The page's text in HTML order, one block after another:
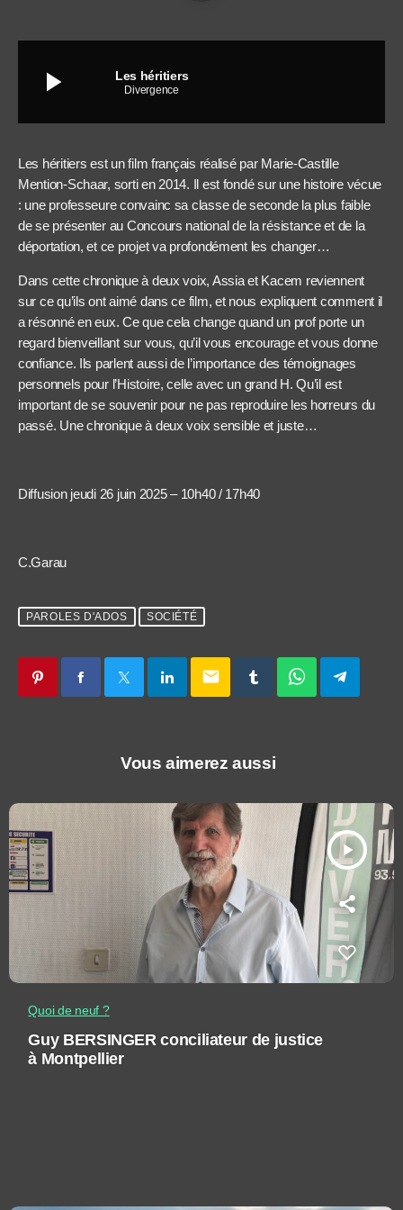
play_arrow Les héritiers
Divergence
Les héritiers est un film français réalisé par Marie-Castille
Mention-Schaar, sorti en 2014. Il est fondé sur une histoire vécue
: une professeure convainc sa classe de seconde la plus faible
de se présenter au Concours national de la résistance et de la
déportation, et ce projet va profondément les changer…
Dans cette chronique à deux voix, Assia et Kacem reviennent
sur ce qu’ils ont aimé dans ce film, et nous expliquent comment il
a résonné en eux. Ce que cela change quand un prof porte un
regard bienveillant sur vous, qu’il vous encourage et vous donne
confiance. Ils parlent aussi de l’importance des témoignages
personnels pour l’Histoire, celle avec un grand H. Qu’il est
important de se souvenir pour ne pas reproduire les horreurs du
passé. Une chronique à deux voix sensible et juste…
Diffusion jeudi 26 juin 2025 – 10h40 / 17h40
C.Garau
PAROLES D'ADOS SOCIÉTÉ
email
Vous aimerez aussi
play_arrow
Quoi de neuf ?
Guy BERSINGER conciliateur de justice
à Montpellier